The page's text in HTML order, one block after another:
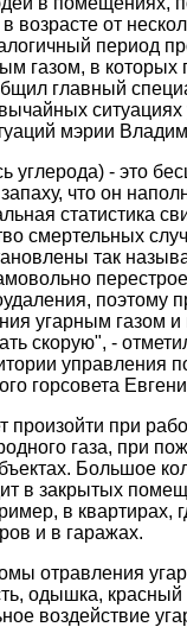
возрасте от
период
газом, в которых
главный
мэрии
углерода) - это
что он
статистика
смертельных
так
поэтому
угарным газом
скорую", -
управления
горсовета
при
газа, при
Большое
в закрытых
в квартирах,
и в гаражах.
отравления
одышка, красный
воздействие